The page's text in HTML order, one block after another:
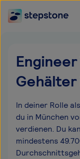
Gehälter
In deiner Rolle
du in München
verdienen. Du
mindestens